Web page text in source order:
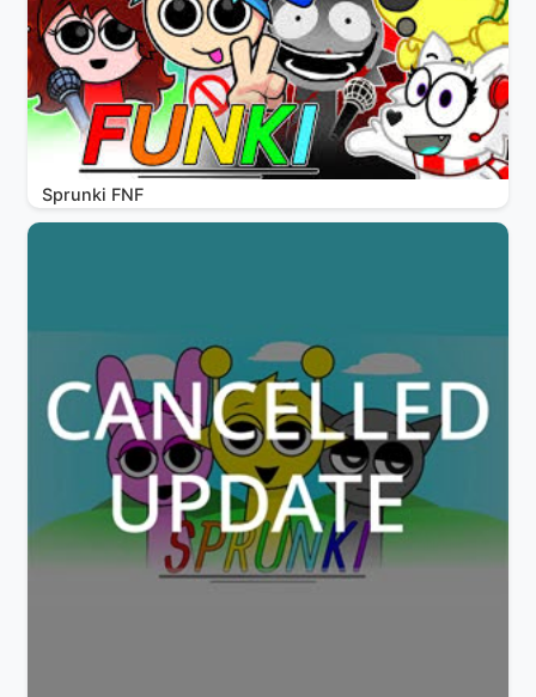
Sprunki FNF